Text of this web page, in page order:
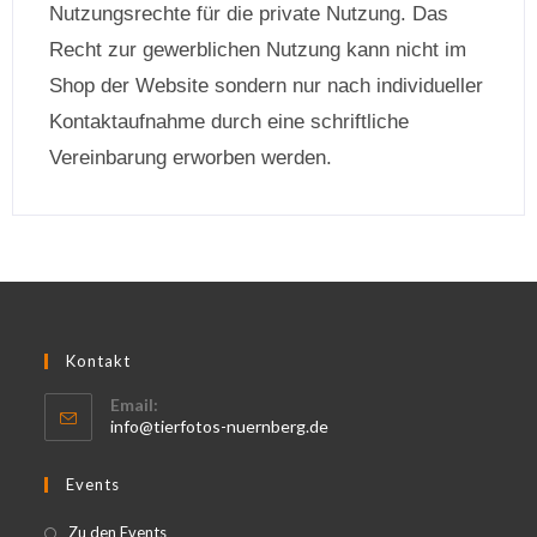
Nutzungsrechte für die private Nutzung. Das
Recht zur gewerblichen Nutzung kann nicht im
Shop der Website sondern nur nach individueller
Kontaktaufnahme durch eine schriftliche
Vereinbarung erworben werden.
Kontakt
Email:
info@tierfotos-nuernberg.de
Events
Zu den Events